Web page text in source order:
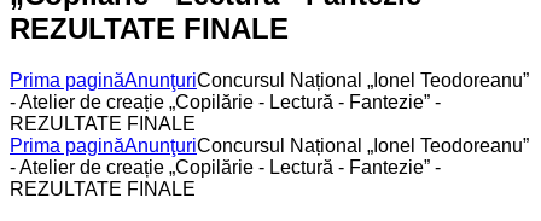
REZULTATE FINALE
Prima paginăAnunţuriConcursul Național „Ionel Teodoreanu”
- Atelier de creație „Copilărie - Lectură - Fantezie” -
REZULTATE FINALE
Prima paginăAnunţuriConcursul Național „Ionel Teodoreanu”
- Atelier de creație „Copilărie - Lectură - Fantezie” -
REZULTATE FINALE